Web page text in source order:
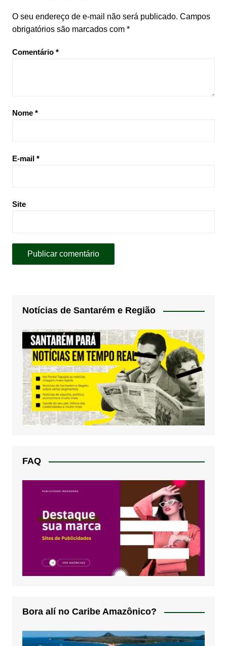
O seu endereço de e-mail não será publicado. Campos
obrigatórios são marcados com *
Comentário *
Nome *
E-mail *
Site
Notícias de Santarém e Região
FAQ
Bora alí no Caribe Amazônico?